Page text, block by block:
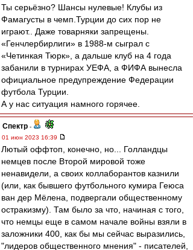
Ты серьёзно? Шансы нулевые! Клубы из
Фамагусты в чемп.Турции до сих пор не
играют.. Даже товарняки запрещены.
«Генчлербирлиги» в 1988-м сыграл с
«Четинкая Тюрк», а дальше клуб на 4 года
забанили в турнирах УЕФА, а ФИФА вынесла
официальное предупреждение Федерации
футбола Турции.
А у нас ситуация намного горячее.
Спектр -
01 июн 2023 16:39
Лютый оффтоп, конечно, но... Голландцы
немцев после Второй мировой тоже
ненавидели, а своих коллаборантов казнили
(или, как бывшего футбольного кумира Геюса
ван дер Мёлена, подвергали общественному
остракизму). Там было за что, начиная с того,
что немцы еще в самом начале войны взяли в
заложники 400, как бы мы сейчас выразились,
"лидеров общественного мнения" - писателей,